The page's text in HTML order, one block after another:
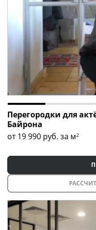
Перегородки для
Байрона
от 19 990 руб. за м2